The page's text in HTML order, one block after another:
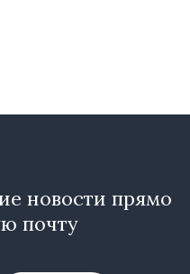
новости прямо
почту